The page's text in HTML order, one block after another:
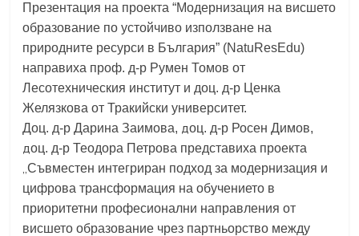
Презентация на проекта “Модернизация на висшето
образование по устойчиво използване на
природните ресурси в България” (NatuResEdu)
направиха проф. д-р Румен Томов от
Лесотехническия институт и доц. д-р Ценка
Желязкова от Тракийски университет.
Доц. д-р Дарина Заимова, доц. д-р Росен Димов,
доц. д-р Теодора Петрова представиха проекта
„Съвместен интегриран подход за модернизация и
цифрова трансформация на обучението в
приоритетни професионални направления от
висшето образование чрез партньорство между